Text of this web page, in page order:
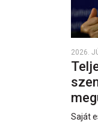
2026.
Saját